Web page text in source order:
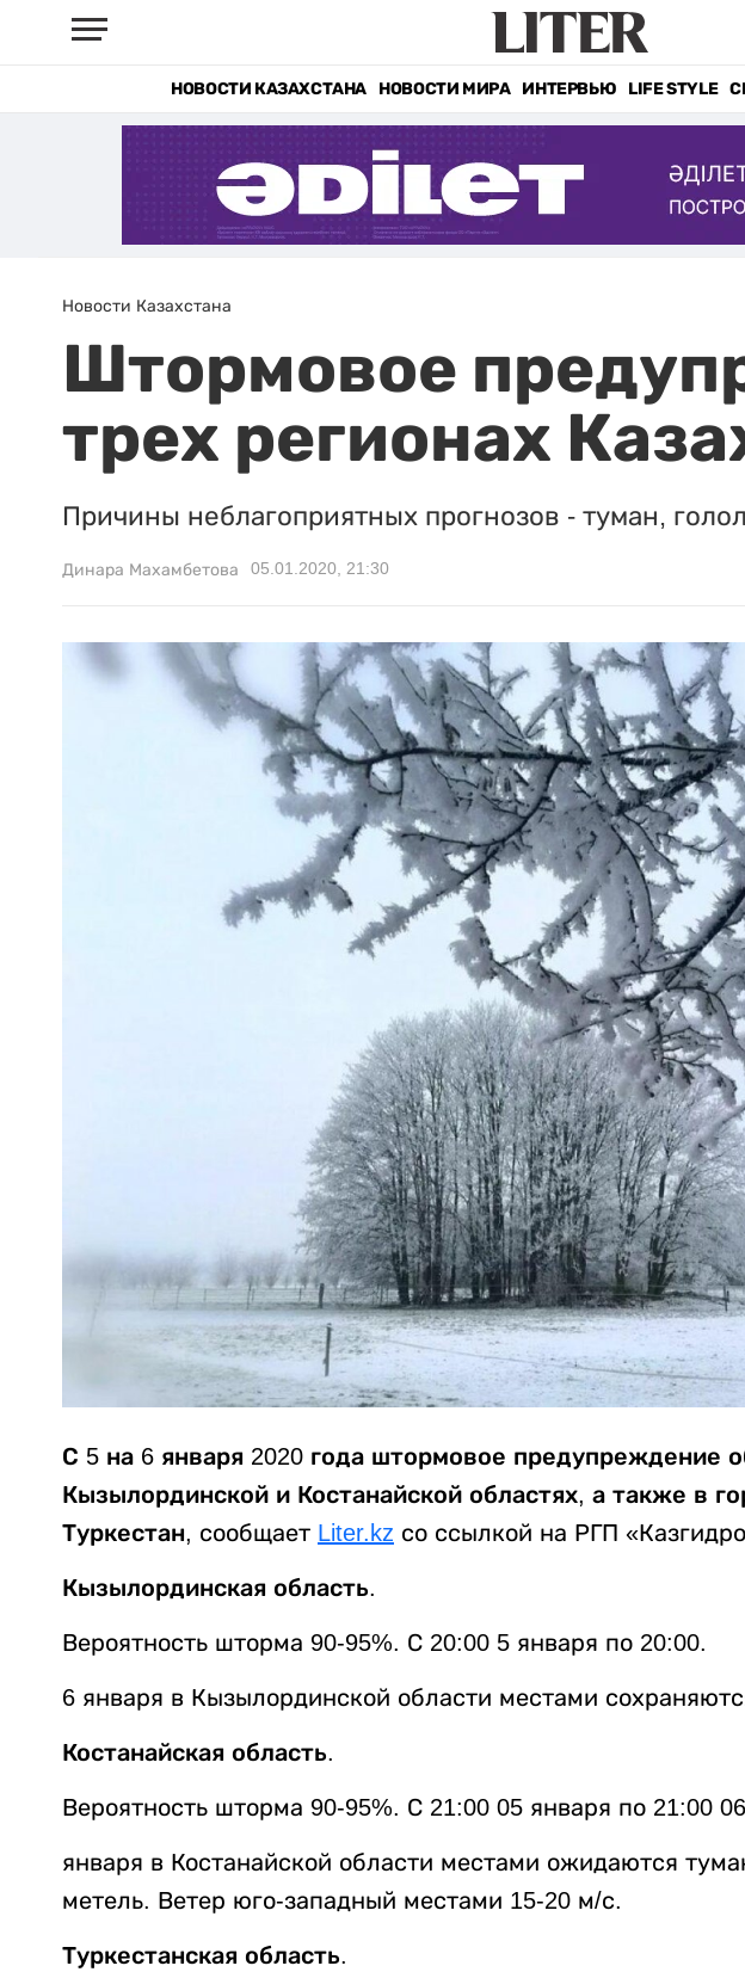
НОВОСТИ КАЗАХСТАНА НОВОСТИ МИРА ИНТЕРВЬЮ LIFE STYLE
Новости Казахстана
Штормовое
трех регионах
Причины неблагоприятных прогнозов - туман,
Динара Махамбетова 05.01.2020, 21:30
С 5 на 6 января 2020 года штормовое предупреждение
Кызылординской и Костанайской областях, а также в
Туркестан, сообщает Liter.kz со ссылкой на РГП
Кызылординская область.
Вероятность шторма 90-95%. С 20:00 5 января по 20:00.
6 января в Кызылординской области местами
Костанайская область.
Вероятность шторма 90-95%. С 21:00 05 января по 21:00
января в Костанайской области местами ожидаются
метель. Ветер юго-западный местами 15-20 м/с.
Туркестанская область.